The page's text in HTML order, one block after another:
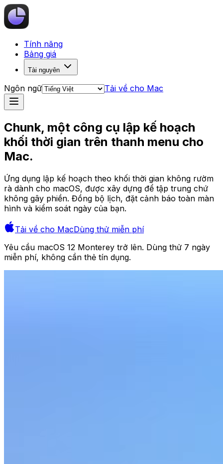
Tính năng
Bảng giá
Tài nguyên
Ngôn ngữ Tải về cho Mac
Chunk, một công cụ lập kế hoạch
khối thời gian trên thanh menu cho
Mac.
Ứng dụng lập kế hoạch theo khối thời gian không rườm
rà dành cho macOS, được xây dựng để tập trung chứ
không gây phiền. Đồng bộ lịch, đặt cảnh báo toàn màn
hình và kiểm soát ngày của bạn.
Tải về cho MacDùng thử miễn phí
Yêu cầu macOS 12 Monterey trở lên. Dùng thử 7 ngày
miễn phí, không cần thẻ tín dụng.